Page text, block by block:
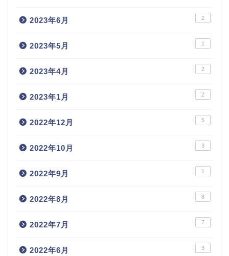
2023年6月 2
2023年5月 1
2023年4月 2
2023年1月 2
2022年12月 5
2022年10月 3
2022年9月 1
2022年8月 8
2022年7月 7
2022年6月 3